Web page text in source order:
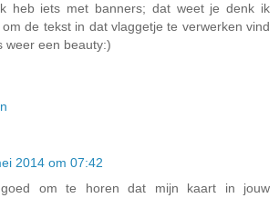
heb iets met banners; dat weet je denk ik
de tekst in dat vlaggetje te verwerken vind
weer een beauty:)
2014 om 07:42
om te horen dat mijn kaart in jouw